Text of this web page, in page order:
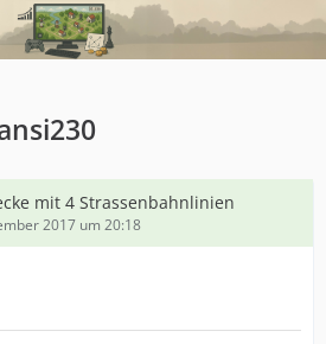
mit 4 Strassenbahnlinien
2017 um 20:18